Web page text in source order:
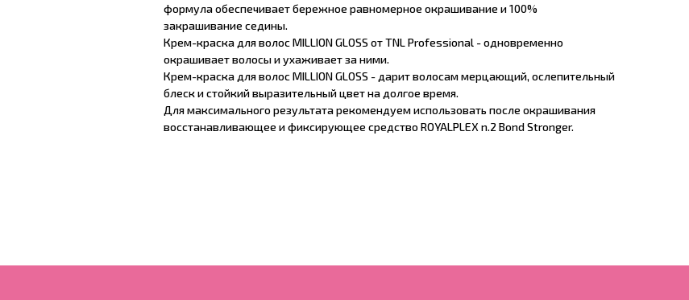
формула обеспечивает бережное равномерное окрашивание и 100%
закрашивание седины.
Крем-краска для волос MILLION GLOSS от TNL Professional - одновременно
окрашивает волосы и ухаживает за ними.
Крем-краска для волос MILLION GLOSS - дарит волосам мерцающий, ослепительный
блеск и стойкий выразительный цвет на долгое время.
Для максимального результата рекомендуем использовать после окрашивания
восстанавливающее и фиксирующее средство ROYALPLEX n.2 Bond Stronger.